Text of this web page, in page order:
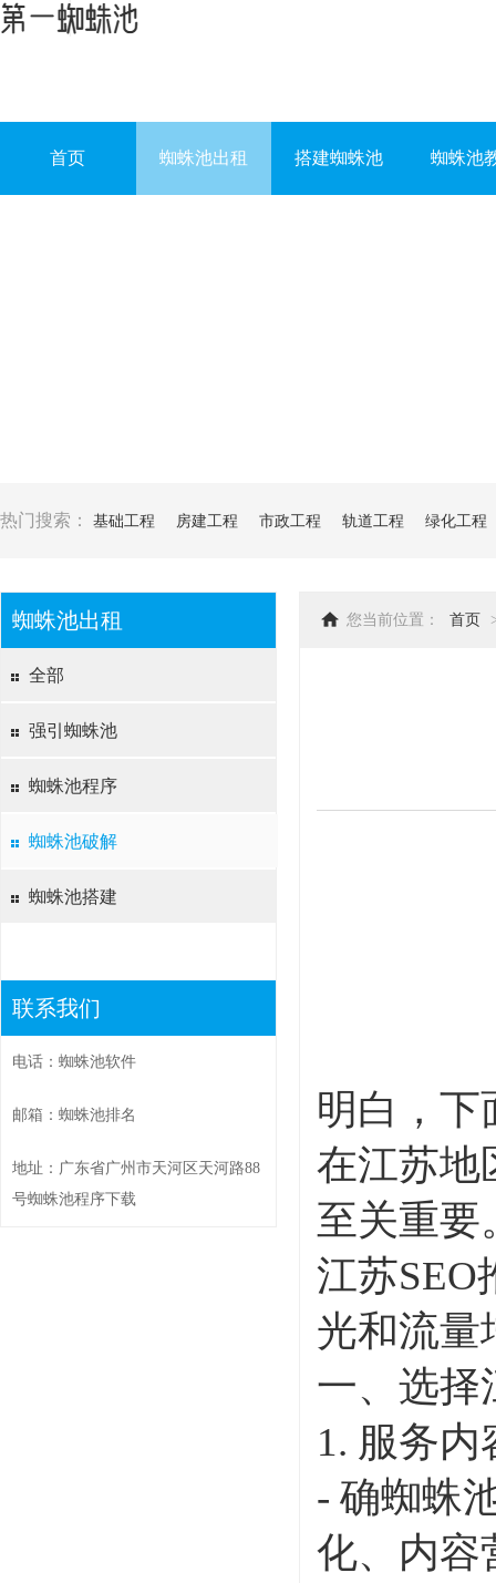
首页 蜘蛛池出租 搭建蜘蛛池 蜘蛛池
热门搜索： 基础工程 房建工程 市政工程 轨道工程 绿化工程
蜘蛛池出租
全部
强引蜘蛛池
蜘蛛池程序
蜘蛛池破解
蜘蛛池搭建
联系我们
电话：蜘蛛池软件
邮箱：蜘蛛池排名
地址：广东省广州市天河区天河路88
号蜘蛛池程序下载
您当前位置： 首页
明白，下
在江苏地
至关重要
江苏SEO
光和流量
一、选择
1. 服务
- 确蜘蛛
化、内容